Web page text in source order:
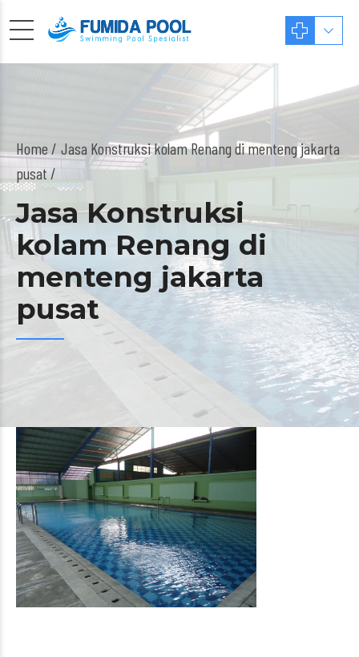
Home
Jasa Konstruksi kolam Renang di menteng jakarta
pusat /
Jasa Konstruksi
kolam Renang di
menteng jakarta
pusat